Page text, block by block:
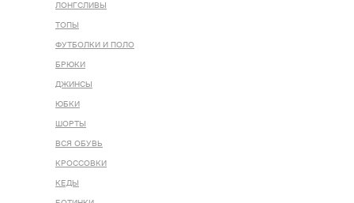
ЛОНГСЛИВЫ
ТОПЫ
ФУТБОЛКИ И ПОЛО
БРЮКИ
ДЖИНСЫ
ЮБКИ
ШОРТЫ
ВСЯ ОБУВЬ
КРОССОВКИ
КЕДЫ